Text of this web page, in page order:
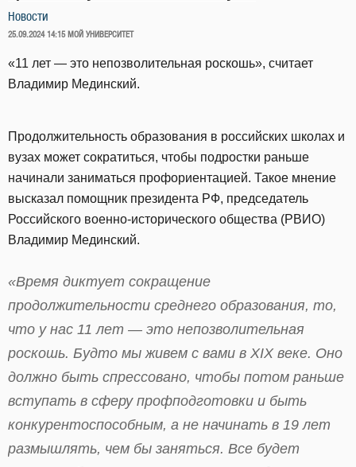
Новости
ОПУБЛИКОВАНО
25.09.2024 14:15 МОЙ УНИВЕРСИТЕТ
«11 лет — это непозволительная роскошь», считает
Владимир Мединский.
Продолжительность образования в российских школах и
вузах может сократиться, чтобы подростки раньше
начинали заниматься профориентацией. Такое мнение
высказал помощник президента РФ, председатель
Российского военно-исторического общества (РВИО)
Владимир Мединский.
«Время диктует сокращение
продолжительности среднего образования, то,
что у нас 11 лет — это непозволительная
роскошь. Будто мы живем с вами в XIX веке. Оно
должно быть спрессовано, чтобы потом раньше
вступать в сферу профподготовки и быть
конкурентоспособным, а не начинать в 19 лет
размышлять, чем бы заняться. Все будет